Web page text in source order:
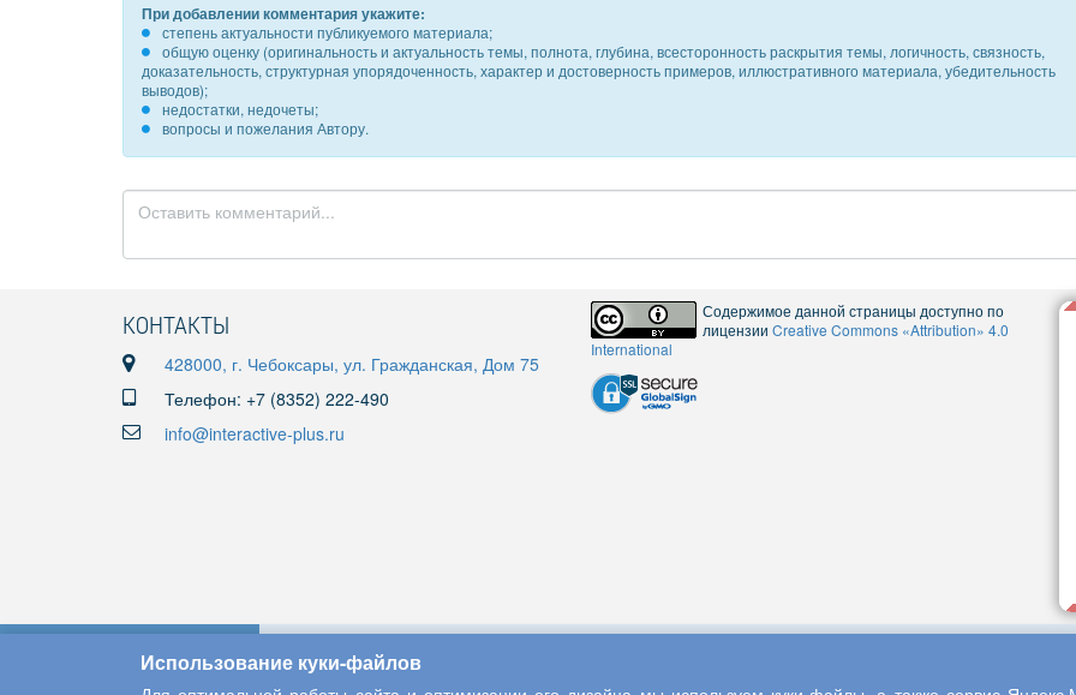
При добавлении комментария укажите:
степень актуальности публикуемого материала;
общую оценку (оригинальность и актуальность темы, полнота, глубина, всесторонность раскрытия темы, логичность, связность,
доказательность, структурная упорядоченность, характер и достоверность примеров, иллюстративного материала, убедительность
выводов);
недостатки, недочеты;
вопросы и пожелания Автору.
КОНТАКТЫ
428000, г. Чебоксары, ул. Гражданская, Дом 75
Телефон: +7 (8352) 222-490
info@interactive-plus.ru
Содержимое данной страницы доступно по
лицензии Creative Commons «Attribution» 4.0
International
Использование куки-файлов